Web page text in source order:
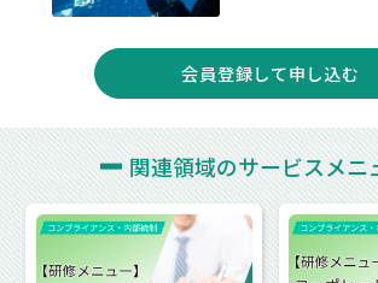
会員登録して申し込む
関連領域のサービスメニ